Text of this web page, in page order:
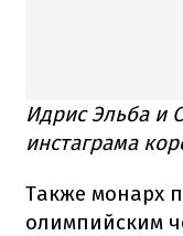
Идрис Эльба и
инстаграма
Также монарх
олимпийским